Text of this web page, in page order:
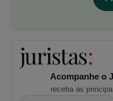
Acompanhe o
receba as